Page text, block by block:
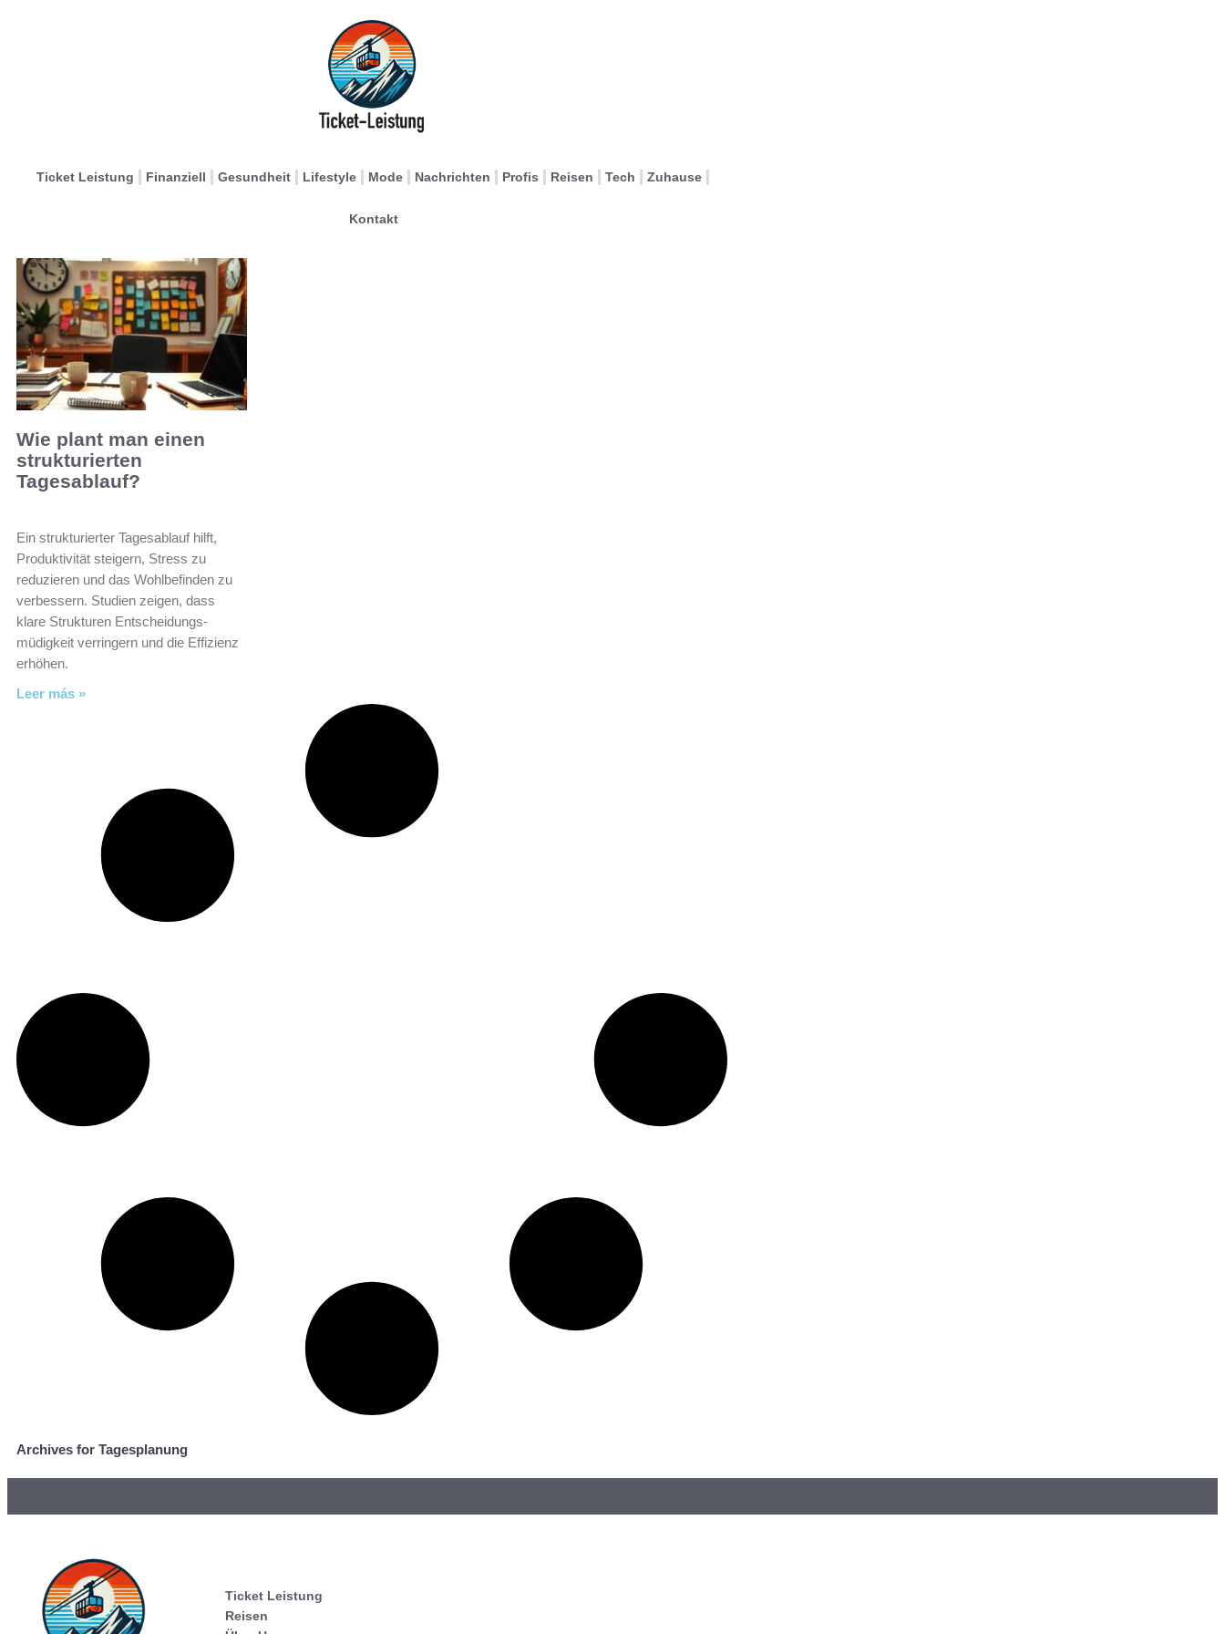
Ticket Leistung Finanziell Gesundheit Lifestyle Mode Nachrichten Profis Reisen Tech Zuhause
Kontakt
Wie plant man einen
strukturierten
Tagesablauf?
Ein strukturierter Tagesablauf hilft,
Produktivität steigern, Stress zu
reduzieren und das Wohlbefinden zu
verbessern. Studien zeigen, dass
klare Strukturen Entscheidungs­
müdigkeit verringern und die Effizienz
erhöhen.
Leer más »
Archives for Tagesplanung
Ticket Leistung
Reisen